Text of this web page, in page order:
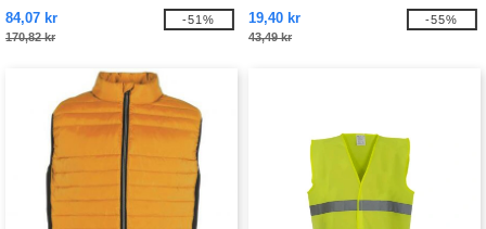
84,07 kr
170,82 kr
-51% 19,40 kr
43,49 kr
-55%